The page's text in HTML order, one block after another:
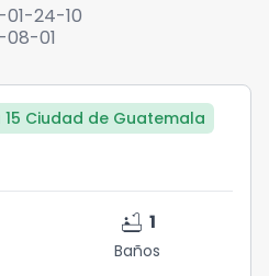
24-10
01
Ciudad de Guatemala
bathtub 1
Baños